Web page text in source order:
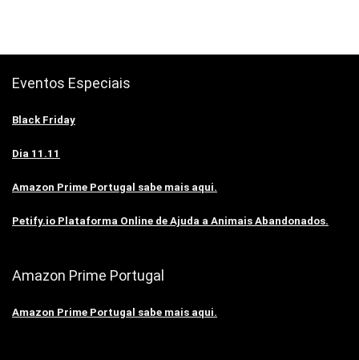
Eventos Especiais
Black Friday
Dia 11.11
Amazon Prime Portugal sabe mais aqui.
Petify.io Plataforma Online de Ajuda a Animais Abandonados.
Amazon Prime Portugal
Amazon Prime Portugal sabe mais aqui.